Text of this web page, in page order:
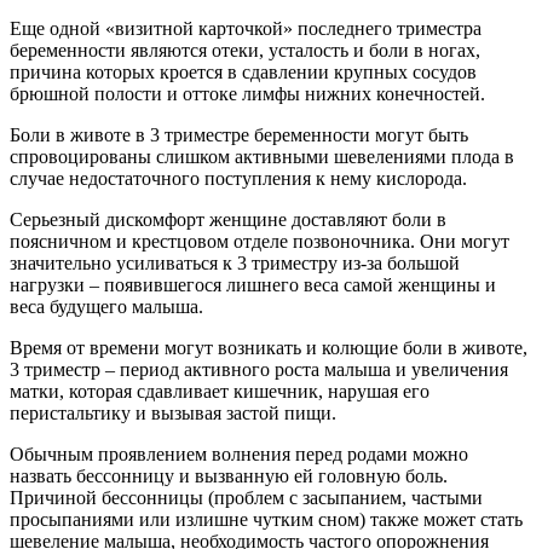
Еще одной «визитной карточкой» последнего триместра
беременности являются отеки, усталость и боли в ногах,
причина которых кроется в сдавлении крупных сосудов
брюшной полости и оттоке лимфы нижних конечностей.
Боли в животе в 3 триместре беременности могут быть
спровоцированы слишком активными шевелениями плода в
случае недостаточного поступления к нему кислорода.
Серьезный дискомфорт женщине доставляют боли в
поясничном и крестцовом отделе позвоночника. Они могут
значительно усиливаться к 3 триместру из-за большой
нагрузки – появившегося лишнего веса самой женщины и
веса будущего малыша.
Время от времени могут возникать и колющие боли в животе,
3 триместр – период активного роста малыша и увеличения
матки, которая сдавливает кишечник, нарушая его
перистальтику и вызывая застой пищи.
Обычным проявлением волнения перед родами можно
назвать бессонницу и вызванную ей головную боль.
Причиной бессонницы (проблем с засыпанием, частыми
просыпаниями или излишне чутким сном) также может стать
шевеление малыша, необходимость частого опорожнения